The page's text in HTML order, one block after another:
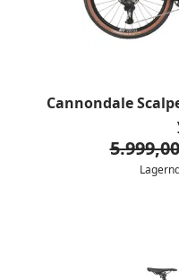
Cannondale